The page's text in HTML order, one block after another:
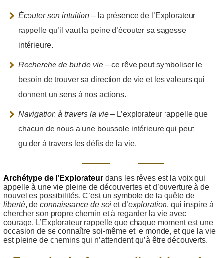
Écouter son intuition – la présence de l’Explorateur
rappelle qu’il vaut la peine d’écouter sa sagesse
intérieure.
Recherche de but de vie – ce rêve peut symboliser le
besoin de trouver sa direction de vie et les valeurs qui
donnent un sens à nos actions.
Navigation à travers la vie – L’explorateur rappelle que
chacun de nous a une boussole intérieure qui peut
guider à travers les défis de la vie.
Archétype de l’Explorateur dans les rêves est la voix qui
appelle à une vie pleine de découvertes et d’ouverture à de
nouvelles possibilités. C’est un symbole de la quête de
liberté, de connaissance de soi et d’exploration, qui inspire à
chercher son propre chemin et à regarder la vie avec
courage. L’Explorateur rappelle que chaque moment est une
occasion de se connaître soi-même et le monde, et que la vie
est pleine de chemins qui n’attendent qu’à être découverts.